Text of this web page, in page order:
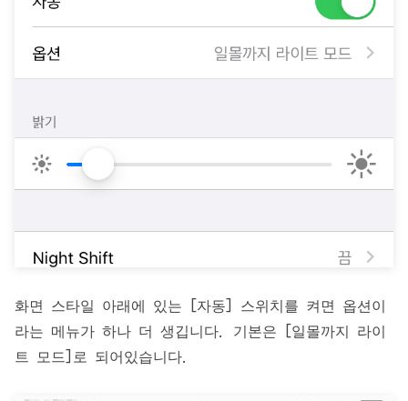
화면 스타일 아래에 있는 [자동] 스위치를 켜면 옵션이
라는 메뉴가 하나 더 생깁니다. 기본은 [일몰까지 라이
트 모드]로 되어있습니다.